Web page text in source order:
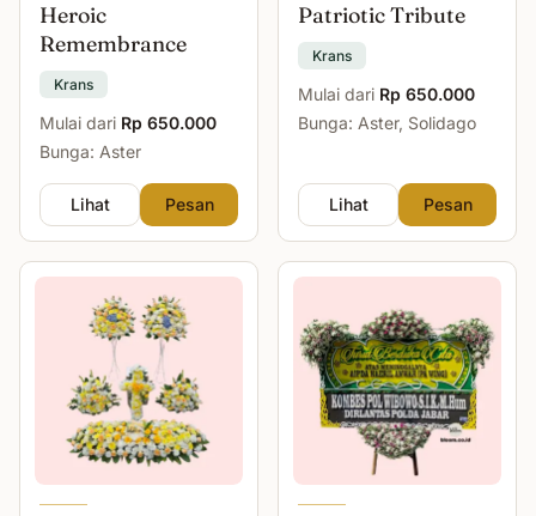
Heroic
Remembrance
Krans
Mulai dari Rp 650.000
Bunga: Aster
Lihat Pesan
Patriotic Tribute
Krans
Mulai dari Rp 650.000
Bunga: Aster, Solidago
Lihat Pesan